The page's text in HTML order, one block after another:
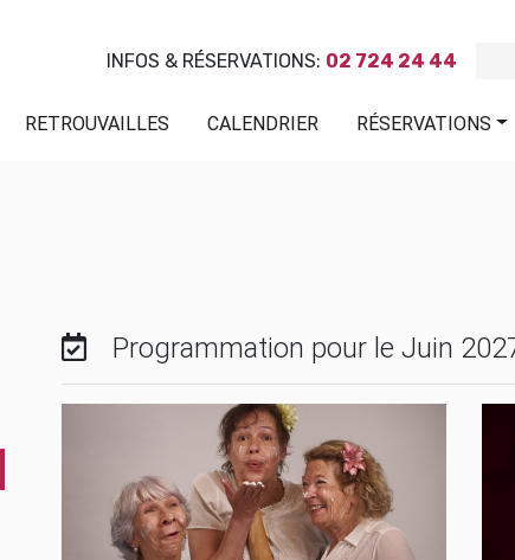
INFOS & RÉSERVATIONS: 02 724 24 44
RETROUVAILLES CALENDRIER RÉSERVATIONS
Programmation pour le Juin